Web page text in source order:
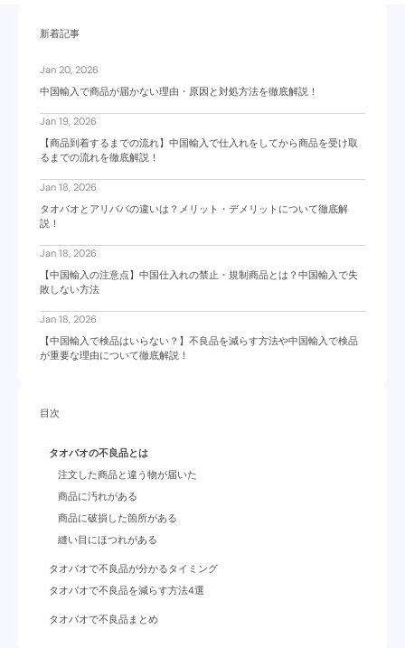
新着記事
Jan 20, 2026
中国輸入で商品が届かない理由・原因と対処方法を徹底解説！
Jan 19, 2026
【商品到着するまでの流れ】中国輸入で仕入れをしてから商品を受け取
るまでの流れを徹底解説！
Jan 18, 2026
タオバオとアリババの違いは？メリット・デメリットについて徹底解
説！
Jan 18, 2026
【中国輸入の注意点】中国仕入れの禁止・規制商品とは？中国輸入で失
敗しない方法
Jan 18, 2026
【中国輸入で検品はいらない？】不良品を減らす方法や中国輸入で検品
が重要な理由について徹底解説！
目次
タオバオの不良品とは
注文した商品と違う物が届いた
商品に汚れがある
商品に破損した箇所がある
縫い目にほつれがある
タオバオで不良品が分かるタイミング
タオバオで不良品を減らす方法4選
テスト仕入れを行う
タオバオで不良品まとめ